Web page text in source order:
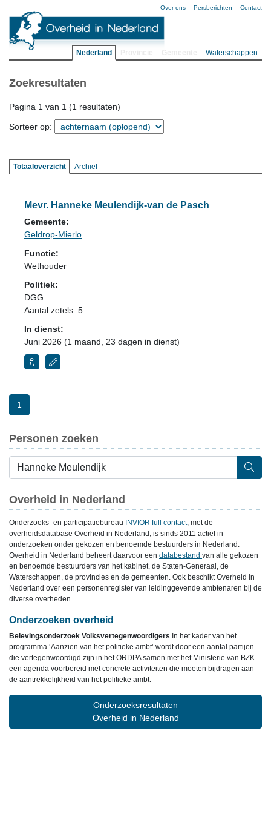
Over ons Persberichten Contact
Nederland Waterschappen
Zoekresultaten
Pagina 1 van 1 (1 resultaten)
Sorteer op:
Totaaloverzicht Archief
Mevr. Hanneke Meulendijk-van de Pasch
Gemeente:
Geldrop-Mierlo
Functie:
Wethouder
Politiek:
DGG
Aantal zetels: 5
In dienst:
Juni 2026 (1 maand, 23 dagen in dienst)
1
Personen zoeken
Overheid in Nederland
Onderzoeks- en participatiebureau INVIOR full contact, met de
overheidsdatabase Overheid in Nederland, is sinds 2011 actief in
onderzoeken onder gekozen en benoemde bestuurders in Nederland.
Overheid in Nederland beheert daarvoor een databestand van alle gekozen
en benoemde bestuurders van het kabinet, de Staten-Generaal, de
Waterschappen, de provincies en de gemeenten. Ook beschikt Overheid in
Nederland over een personenregister van leidinggevende ambtenaren bij de
diverse overheden.
Onderzoeken overheid
Belevingsonderzoek Volksvertegenwoordigers In het kader van het
programma ‘Aanzien van het politieke ambt’ wordt door een aantal partijen
die vertegenwoordigd zijn in het ORDPA samen met het Ministerie van BZK
een agenda voorbereid met concrete activiteiten die moeten bijdragen aan
de aantrekkelijkheid van het politieke ambt.
Onderzoeksresultaten
Overheid in Nederland